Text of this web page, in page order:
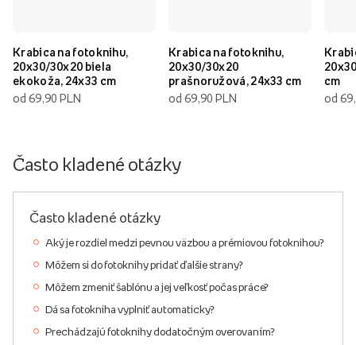
Krabica na fotoknihu,
20x30/30x20 biela
ekokoža, 24x33 cm
od 69,90 PLN
Krabica na fotoknihu,
20x30/30x20
prašnoružová, 24x33 cm
od 69,90 PLN
cm
od
Často kladené otázky
Často kladené otázky
Aký je rozdiel medzi pevnou väzbou a prémiovou fotoknihou?
Môžem si do fotoknihy pridať ďalšie strany?
Môžem zmeniť šablónu a jej veľkosť počas práce?
Dá sa fotokniha vyplniť automaticky?
Prechádzajú fotoknihy dodatočným overovaním?